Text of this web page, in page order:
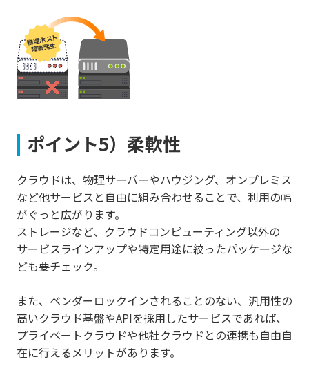
ポイント5）柔軟性
クラウドは、物理サーバーやハウジング、オンプレミス
など他サービスと自由に組み合わせることで、利用の幅
がぐっと広がります。
ストレージなど、クラウドコンピューティング以外の
サービスラインアップや特定用途に絞ったパッケージな
ども要チェック。
また、ベンダーロックインされることのない、汎用性の
高いクラウド基盤やAPIを採用したサービスであれば、
プライベートクラウドや他社クラウドとの連携も自由自
在に行えるメリットがあります。